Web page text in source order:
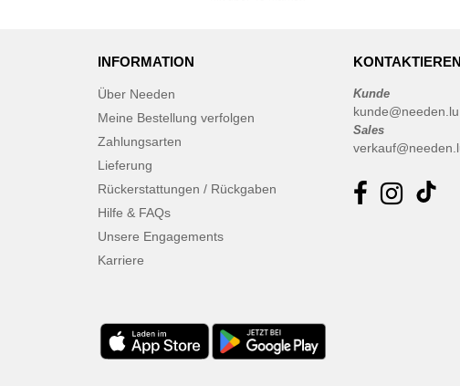
INFORMATION
Über Needen
Meine Bestellung verfolgen
Zahlungsarten
Lieferung
Rückerstattungen / Rückgaben
Hilfe & FAQs
Unsere Engagements
Karriere
Kunde
kunde@needen.lu
Sales